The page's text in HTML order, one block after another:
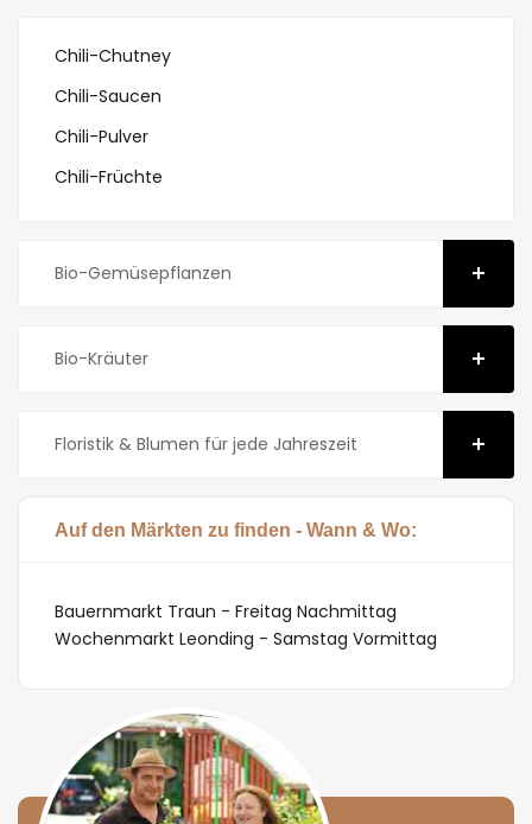
Chili-Chutney
Chili-Saucen
Chili-Pulver
Chili-Früchte
Bio-Gemüsepflanzen
Bio-Kräuter
Floristik & Blumen für jede Jahreszeit
Auf den Märkten zu finden - Wann & Wo:
Bauernmarkt Traun - Freitag Nachmittag
Wochenmarkt Leonding - Samstag Vormittag